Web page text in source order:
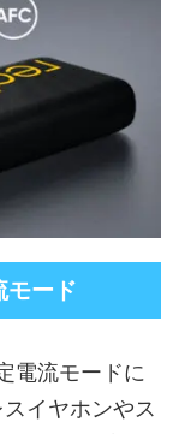
モード
電流モードに
イヤホンやス